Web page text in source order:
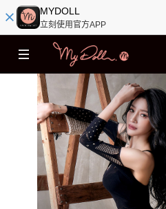
MYDOLL
立刻使用官方APP